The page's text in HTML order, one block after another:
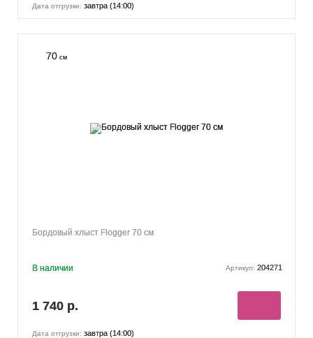
Дата отгрузки: завтра (14:00)
70 см
Бордовый хлыст Flogger 70 см
В наличии Артикул: 204271
1 740 р.
Дата отгрузки: завтра (14:00)